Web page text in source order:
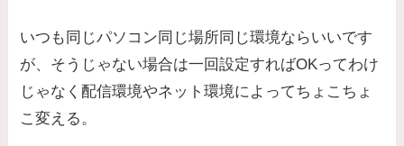
いつも同じパソコン同じ場所同じ環境ならいいです
が、そうじゃない場合は一回設定すればOKってわけ
じゃなく配信環境やネット環境によってちょこちょ
こ変える。